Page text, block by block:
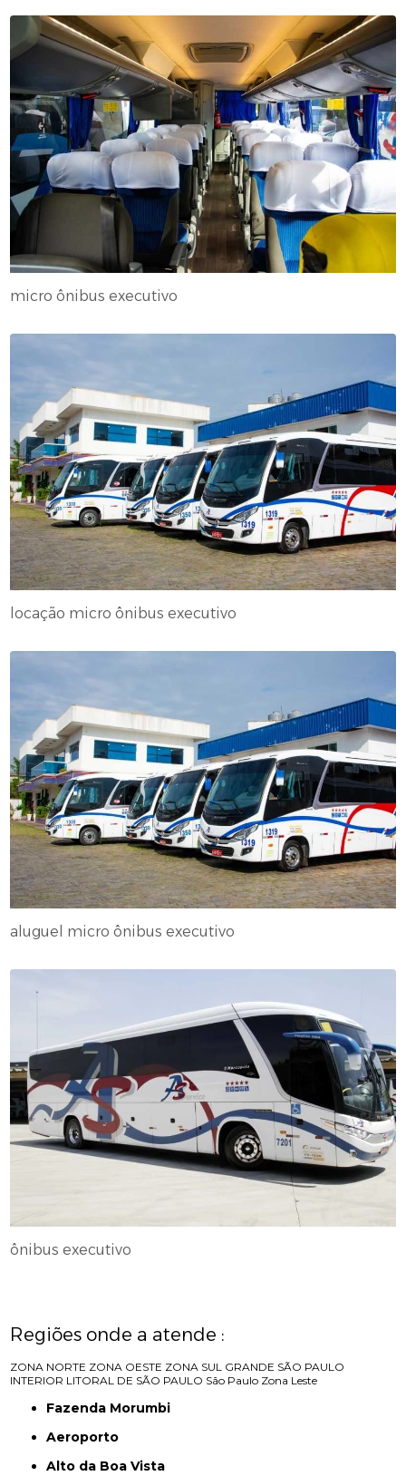
micro ônibus executivo
locação micro ônibus executivo
aluguel micro ônibus executivo
ônibus executivo
Regiões onde a atende :
ZONA NORTE ZONA OESTE ZONA SUL GRANDE SÃO PAULO
INTERIOR LITORAL DE SÃO PAULO São Paulo Zona Leste
Fazenda Morumbi
Aeroporto
Alto da Boa Vista